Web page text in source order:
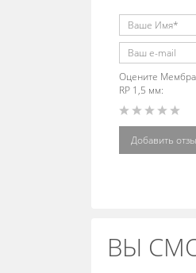
Оцените
RP 1,5 мм:
Добавить
ВЫ